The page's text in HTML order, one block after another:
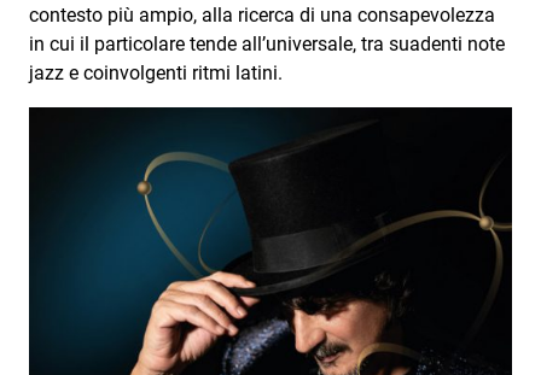
Sanremo 2026
News
Cultura
Attualità
Costume
contesto più ampio, alla ricerca di una consapevolezza
in cui il particolare tende all’universale, tra suadenti note
jazz e coinvolgenti ritmi latini.